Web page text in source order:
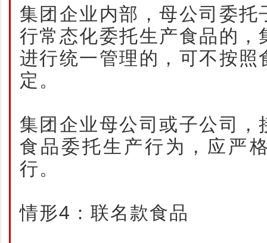
集团企业内部，母公司委
行常态化委托生产食品的
进行统一管理的，可不按
定。
集团企业母公司或子公司
食品委托生产行为，应严
行。
情形4：联名款食品